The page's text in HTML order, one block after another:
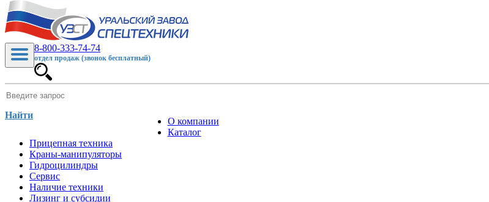
8-800-333-74-74
отдел продаж (звонок бесплатный)
Найти
О компании
Каталог
Прицепная техника
Краны-манипуляторы
Гидроцилиндры
Сервис
Наличие техники
Лизинг и субсидии